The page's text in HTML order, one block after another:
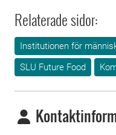
Relaterade sidor:
Institutionen för
SLU Future Food